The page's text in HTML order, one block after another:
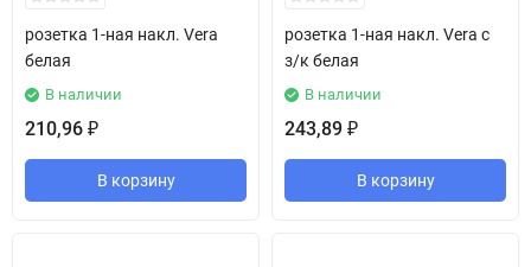
розетка 1-ная накл. Vera
белая
В наличии
210,96 ₽
В корзину
розетка 1-ная накл. Vera с
з/к белая
В наличии
243,89 ₽
В корзину